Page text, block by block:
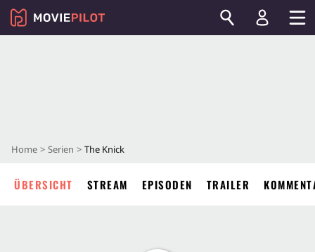
Home Serien The Knick
ÜBERSICHT STREAM EPISODEN TRAILER